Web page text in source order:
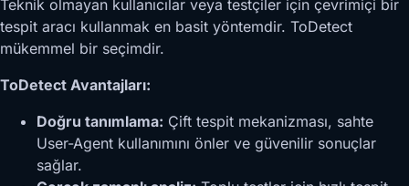
Teknik olmayan kullanıcılar veya testçiler için çevrimiçi bir
tespit aracı kullanmak en basit yöntemdir. ToDetect
mükemmel bir seçimdir.
ToDetect Avantajları:
Doğru tanımlama: Çift tespit mekanizması, sahte
User-Agent kullanımını önler ve güvenilir sonuçlar
sağlar.